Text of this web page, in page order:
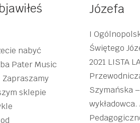
nabyć
Pater Music
Zapraszamy
sklepie
Józefa
I
Świętego
2021 LISTA
Szymańska